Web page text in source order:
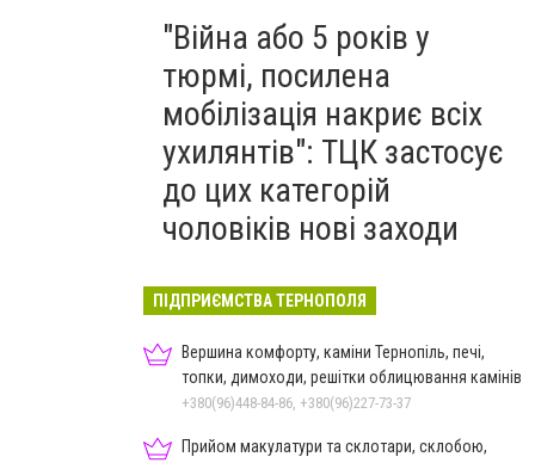
"Війна або 5 років у
тюрмі, посилена
мобілізація накриє всіх
ухилянтів": ТЦК застосує
до цих категорій
чоловіків нові заходи
ПІДПРИЄМСТВА ТЕРНОПОЛЯ
Вершина комфорту, каміни Тернопіль, печі,
топки, димоходи, решітки облицювання камінів
+380(96)448-84-86, +380(96)227-73-37
Прийом макулатури та склотари, склобою,